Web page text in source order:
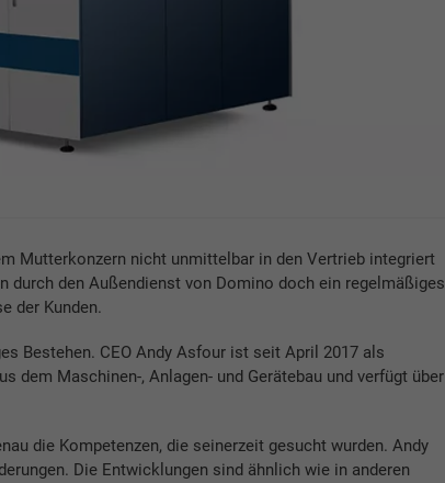
Mutterkonzern nicht unmittelbar in den Vertrieb integriert
durch den Außendienst von Domino doch ein regelmäßiges
der Kunden.
Bestehen. CEO Andy Asfour ist seit April 2017 als
dem Maschinen-, Anlagen- und Gerätebau und verfügt über
die Kompetenzen, die seinerzeit gesucht wurden. Andy
Die Entwicklungen sind ähnlich wie in anderen